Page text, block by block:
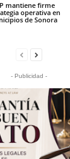
mantiene firme
operativa en
de Sonora
- Publicidad -